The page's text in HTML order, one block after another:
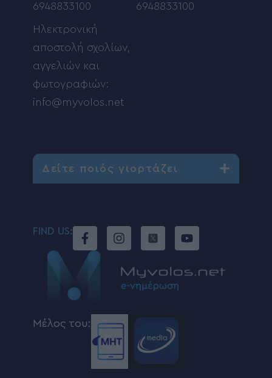
6948833100
Ηλεκτρονική
αποστολή σχολίων,
αγγελιών και
φωτογραφιών:
info@myvolos.net
6948833100
Δείτε ποιός γιορτάζει
FIND US:
Μέλος του: